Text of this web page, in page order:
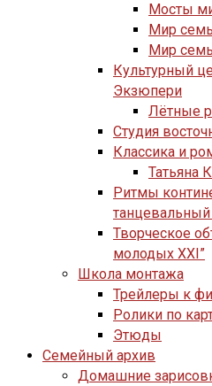
Мосты
Мир
Мир
Культурный
Экзюпери
Лётные
Студия
Классика и
Татьяна
Ритмы
Творческое
молодых XXI”
Школа монтажа
Трейлеры к
Ролики по
Этюды
Семейный архив
Домашние